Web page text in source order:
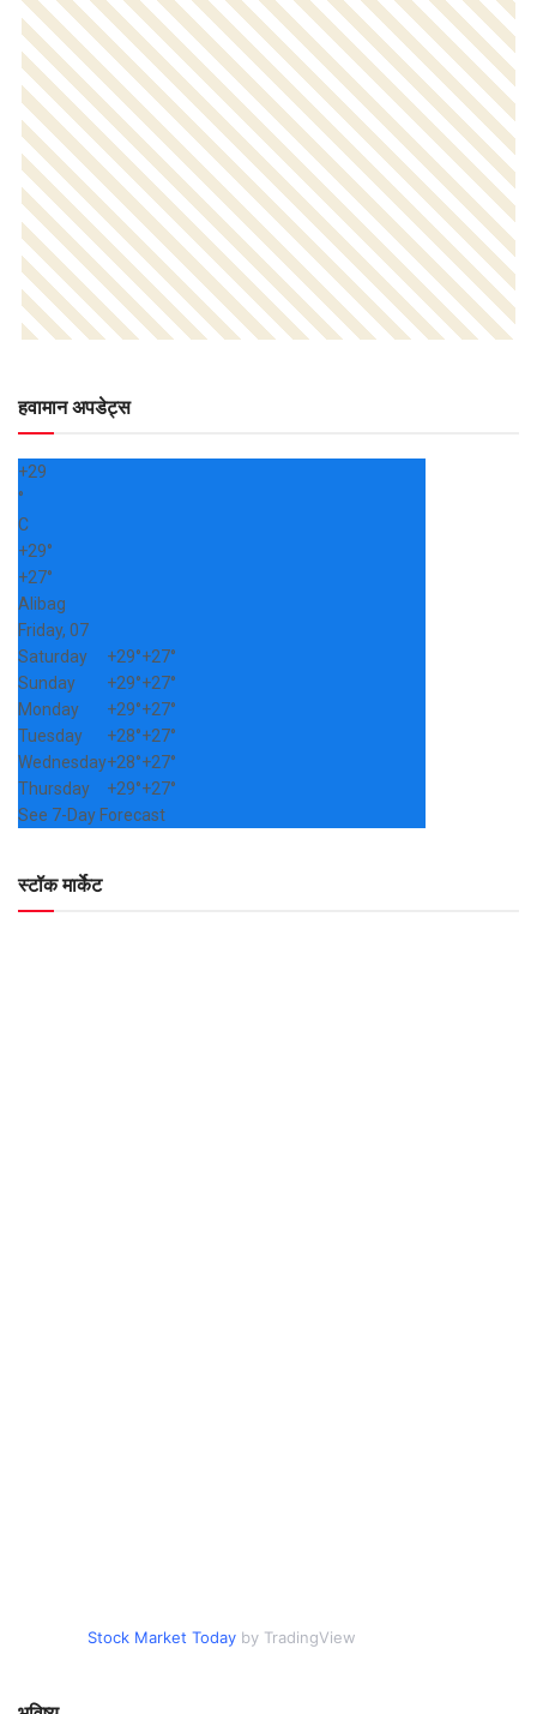
हवामान अपडेट्स
+29
°
C
+29°
+27°
Alibag
Friday, 07
Saturday
+29°+27°
Sunday
+29°+27°
Monday
+29°+27°
Tuesday
+28°+27°
Wednesday+28°+27°
Thursday
+29°+27°
See 7-Day Forecast
स्टॉक मार्केट
Stock Market Today by TradingView